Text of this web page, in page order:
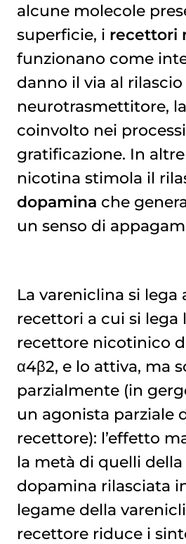
alcune molecole
superficie, i recettori
funzionano come
danno il via al
neurotrasmettitore,
coinvolto nei
gratificazione. In
nicotina stimola il
dopamina che
un senso di
La vareniclina si lega
recettori a cui si lega
recettore nicotinico
α4β2, e lo attiva, ma
parzialmente (in
un agonista parziale
recettore): l’effetto
la metà di quelli
dopamina rilasciata
legame della
recettore riduce i